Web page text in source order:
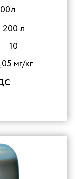
200 л
10
мг/кг